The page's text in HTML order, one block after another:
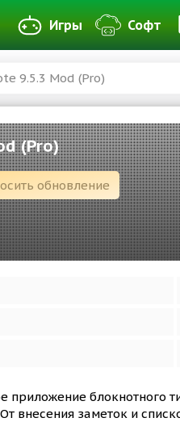
Игры Софт
9.5.3 Mod (Pro)
(Pro)
обновление
приложение блокнотного
внесения заметок и